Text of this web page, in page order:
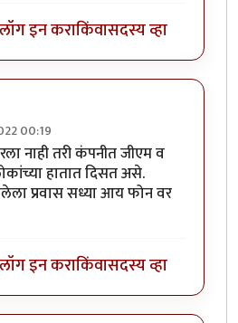
लॉग इन कराकिंवासदस्य व्हा
00:19
नाही तरी कंपनीत जीएम व
हातात दिसत असे.
प्रवास सध्या आय फोन वर
लॉग इन कराकिंवासदस्य व्हा